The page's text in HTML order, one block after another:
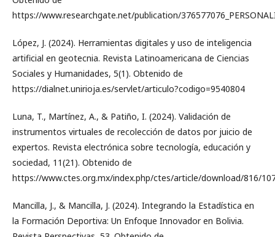
https://www.researchgate.net/publication/
López, J. (2024). Herramientas digitales y uso de inteligencia
artificial en geotecnia. Revista Latinoamericana de Ciencias
Sociales y Humanidades, 5(1). Obtenido de
https://dialnet.unirioja.es/servlet/articulo?codigo=9540804
Luna, T., Martínez, A., & Patiño, I. (2024). Validación de
instrumentos virtuales de recolección de datos por juicio de
expertos. Revista electrónica sobre tecnología, educación y
sociedad, 11(21). Obtenido de
https://www.ctes.org.mx/index.php/ctes/article/download/816/
Mancilla, J., & Mancilla, J. (2024). Integrando la Estadística en
la Formación Deportiva: Un Enfoque Innovador en Bolivia.